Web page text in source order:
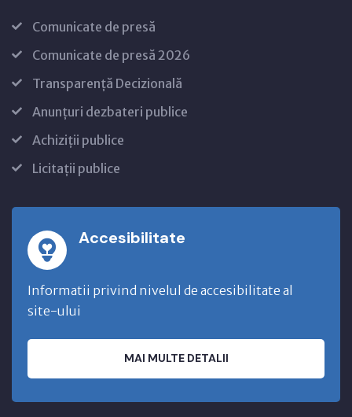
Comunicate de presă
Comunicate de presă 2026
Transparență Decizională
Anunțuri dezbateri publice
Achiziții publice
Licitații publice
Accesibilitate
Informatii privind nivelul de accesibilitate al
site-ului
MAI MULTE DETALII